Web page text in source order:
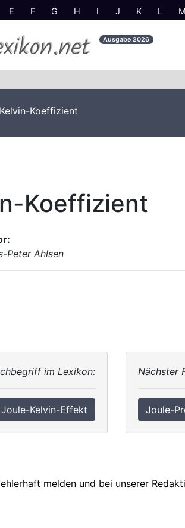
E F G H I J K L
Ausgabe2026
Koeffizient
Koeffizient
Peter Ahlsen
im Lexikon:
Kelvin-Effekt
Nächster
Joule-
melden und bei unserer